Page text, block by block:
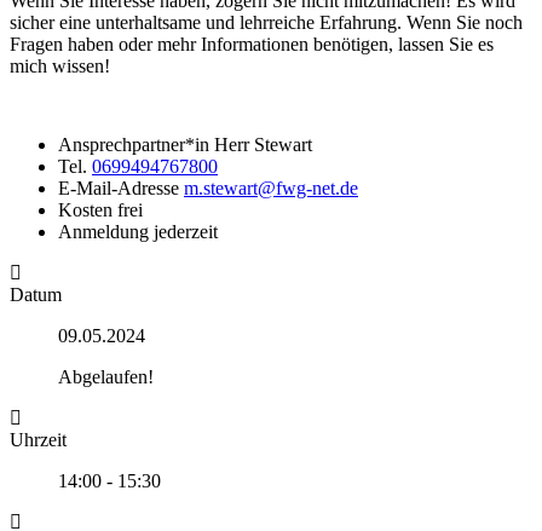
sicher eine unterhaltsame und lehrreiche Erfahrung. Wenn Sie noch
Fragen haben oder mehr Informationen benötigen, lassen Sie es
mich wissen!
Ansprechpartner*in Herr Stewart
Tel. 0699494767800
E-Mail-Adresse m.stewart@fwg-net.de
Kosten frei
Anmeldung jederzeit
Datum
09.05.2024
Abgelaufen!
Uhrzeit
14:00 - 15:30